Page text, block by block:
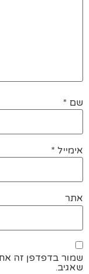
שם *
אימייל *
אתר
שמור בדפדפן זה
שאגיב.